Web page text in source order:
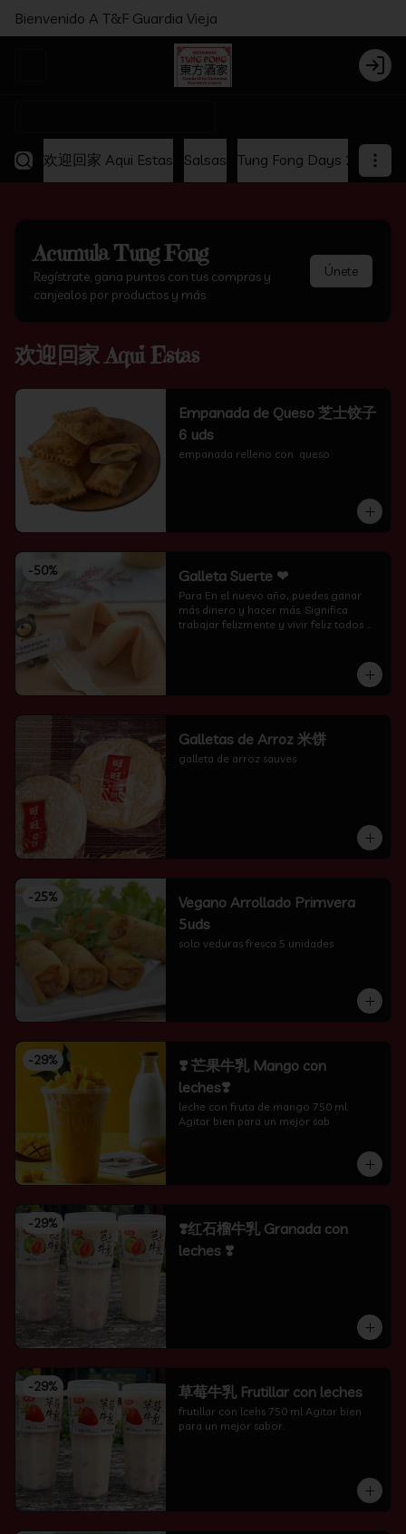
Bienvenido A T&F Guardia Vieja
Login
欢迎回家 Aqui Estas Salsas Tung Fong Days 2x1
AcumulaTung Fong
Regístrate, gana puntos con tus compras y
canjealos por productos y más
Únete
欢迎回家 Aqui Estas
Empanada de Queso 芝士饺子
6 uds
empanada relleno con  queso
-50% Galleta Suerte ❤
Para En el nuevo año, puedes ganar
más dinero y hacer más. Significa
trabajar felizmente y vivir feliz todos
Galletas de Arroz 米饼
galleta de arroz sauves
-25%
Vegano Arrollado Primvera
5uds
solo veduras fresca 5 unidades
-29%
❣️ 芒果牛乳 Mango con
leches❣️
leche con fruta de mango 750 ml
Agitar bien para un mejor sab
-29%
❣️红石榴牛乳 Granada con
leches ❣️
-29% 草莓牛乳 Frutillar con leches
frutillar con lcehs 750 ml Agitar bien
para un mejor sabor.